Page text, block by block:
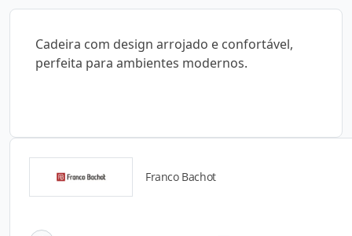
Cadeira com design arrojado e confortável,
perfeita para ambientes modernos.
Franco Bachot
Catálogos para Download